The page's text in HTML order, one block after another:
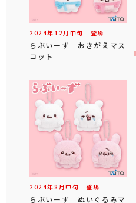
2024年 12 月 中旬 登場
らぶいーず おきがえマス
コット
2024年8 月中旬 登場
らぶいーず ぬいぐるみマ